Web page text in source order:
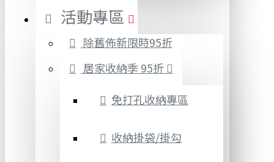
活動專區
除舊佈新限時95折
居家收納季 95折
免打孔收納專區
收納掛袋/掛勾